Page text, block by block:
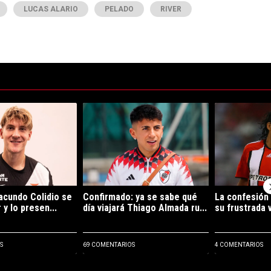
LUCAS ALARIO PELADO RIVER
tendencia con el título "Es oficial: Facundo Colidio se fue de River y
Colidio se
y lo presen...
Un artículo de tendencia con el título
Confirmado: ya se sabe qué
día viajará Thiago Almada ru...
69 COMENTARIOS
Un artículo
La confesión
su frustrada
4 COMENTARIOS